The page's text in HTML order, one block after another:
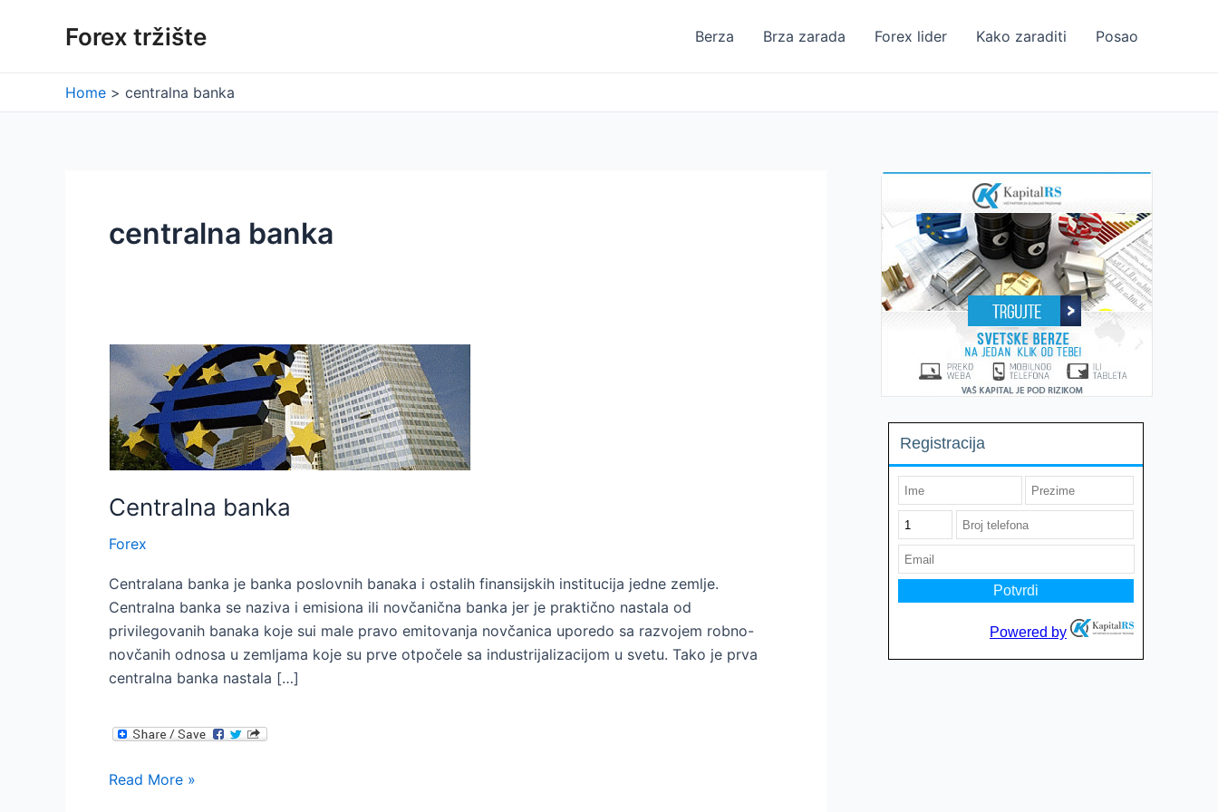
Forex tržište Berza Brza zarada Forex lider Kako zaraditi Posao
Home centralna banka
centralna banka
Centralna banka
Forex
Centralana banka je banka poslovnih banaka i ostalih finansijskih institucija jedne zemlje.
Centralna banka se naziva i emisiona ili novčanična banka jer je praktično nastala od
privilegovanih banaka koje sui male pravo emitovanja novčanica uporedo sa razvojem robno-
novčanih odnosa u zemljama koje su prve otpočele sa industrijalizacijom u svetu. Tako je prva
centralna banka nastala […]
Centralna
Read More »